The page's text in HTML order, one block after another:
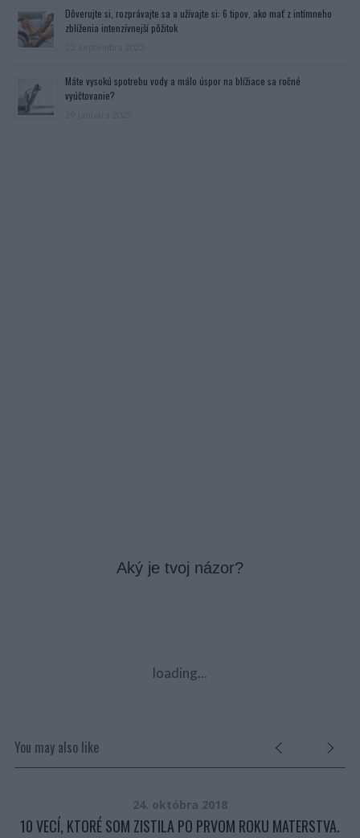
Dôverujte si, rozprávajte sa a užívajte si: 6 tipov, ako mať z intímneho
zblíženia intenzívnejší pôžitok
Máte vysokú spotrebu vody a málo úspor na blížiace sa ročné
vyúčtovanie?
Aký je tvoj názor?
loading...
You may also like
24. októbra 2018
10 VECÍ, KTORÉ SOM ZISTILA PO PRVOM ROKU MATERSTVA.